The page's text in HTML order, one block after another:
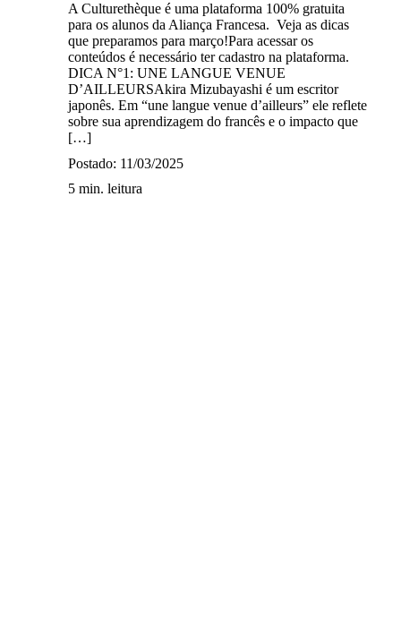
A Culturethèque é uma plataforma 100% gratuita
para os alunos da Aliança Francesa. Veja as dicas
que preparamos para março!Para acessar os
conteúdos é necessário ter cadastro na plataforma.
DICA N°1: UNE LANGUE VENUE
D’AILLEURSAkira Mizubayashi é um escritor
japonês. Em “une langue venue d’ailleurs” ele reflete
sobre sua aprendizagem do francês e o impacto que
[…]
Postado: 11/03/2025
5 min. leitura